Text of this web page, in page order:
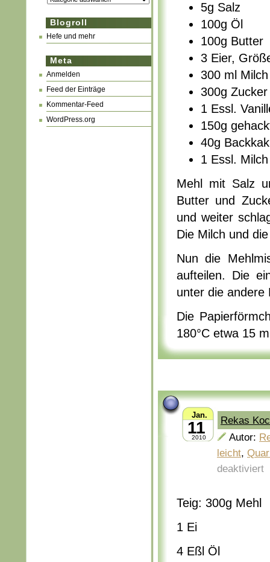
Blogroll
Hefe und mehr
Meta
Anmelden
Feed der Einträge
Kommentar-Feed
WordPress.org
5g Salz
100g Öl
100g Butter
3 Eier,
300 ml Milch
300g Zucker
1 Essl.
150g
40g
1 Essl. Milch
Mehl mit Salz
Butter und
und weiter
Die Milch und
Nun die
aufteilen. Die
unter die andere
Die
180°C etwa 15
11
Jan.
2010
Rekas
Autor:
leicht,
deaktiviert
Teig: 300g Mehl
1 Ei
4 Eßl Öl